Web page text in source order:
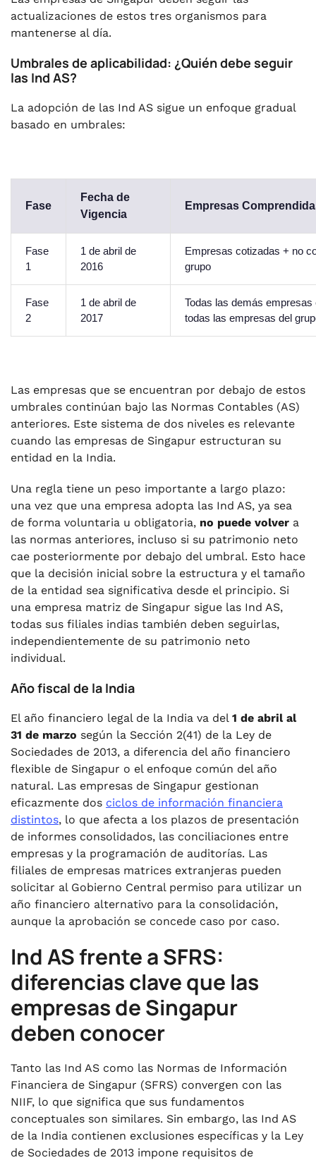
actualizaciones de estos tres organismos para
mantenerse al día.
Umbrales de aplicabilidad: ¿Quién debe seguir
las Ind AS?
La adopción de las Ind AS sigue un enfoque gradual
basado en umbrales:
Fase
Fecha de
Vigencia
Empresas
Fase
1
1 de abril de
2016
Empresas cotizadas + no
grupo
Fase
2
1 de abril de
2017
Todas las demás
todas las empresas del
Las empresas que se encuentran por debajo de estos
umbrales continúan bajo las Normas Contables (AS)
anteriores. Este sistema de dos niveles es relevante
cuando las empresas de Singapur estructuran su
entidad en la India.
Una regla tiene un peso importante a largo plazo:
una vez que una empresa adopta las Ind AS, ya sea
de forma voluntaria u obligatoria, no puede volver a
las normas anteriores, incluso si su patrimonio neto
cae posteriormente por debajo del umbral. Esto hace
que la decisión inicial sobre la estructura y el tamaño
de la entidad sea significativa desde el principio. Si
una empresa matriz de Singapur sigue las Ind AS,
todas sus filiales indias también deben seguirlas,
independientemente de su patrimonio neto
individual.
Año fiscal de la India
El año financiero legal de la India va del 1 de abril al
31 de marzo según la Sección 2(41) de la Ley de
Sociedades de 2013, a diferencia del año financiero
flexible de Singapur o el enfoque común del año
natural. Las empresas de Singapur gestionan
eficazmente dos ciclos de información financiera
distintos, lo que afecta a los plazos de presentación
de informes consolidados, las conciliaciones entre
empresas y la programación de auditorías. Las
filiales de empresas matrices extranjeras pueden
solicitar al Gobierno Central permiso para utilizar un
año financiero alternativo para la consolidación,
aunque la aprobación se concede caso por caso.
Ind AS frente a SFRS:
diferencias clave que las
empresas de Singapur
deben conocer
Tanto las Ind AS como las Normas de Información
Financiera de Singapur (SFRS) convergen con las
NIIF, lo que significa que sus fundamentos
conceptuales son similares. Sin embargo, las Ind AS
de la India contienen exclusiones específicas y la Ley
de Sociedades de 2013 impone requisitos de